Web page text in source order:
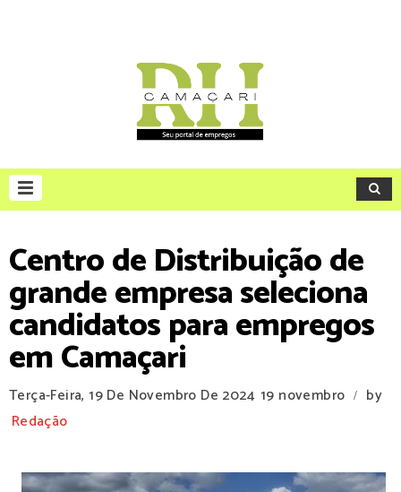
Centro de Distribuição de
grande empresa seleciona
candidatos para empregos
em Camaçari
Terça-Feira, 19 De Novembro De 2024 19 novembro /
by
Redação